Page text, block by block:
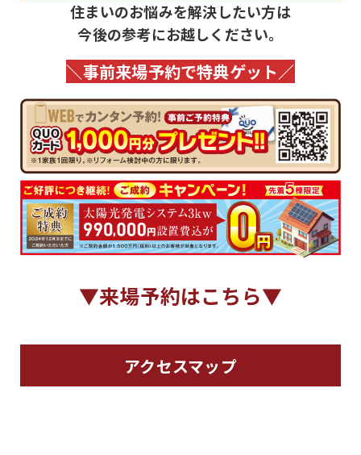
住まいのお悩みを解決したい方は
今後の参考にお越しください。
＼事前来場予約で特典ゲット／
▼来場予約はこちら▼
アクセスマップ